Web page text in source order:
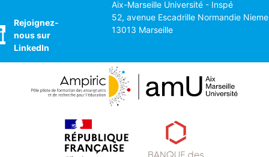
Rejoignez-
nous sur
LinkedIn
Aix-Marseille Université - Inspé
52, avenue Escadrille Normandie
13013 Marseille